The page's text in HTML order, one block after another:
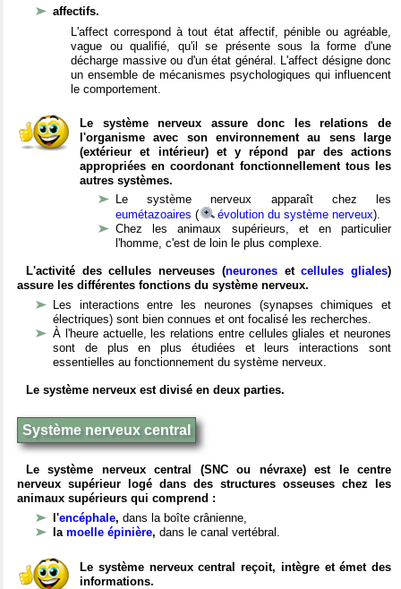
affectifs.
L'affect correspond à tout état affectif, pénible ou agréable,
vague ou qualifié, qu'il se présente sous la forme d'une
décharge massive ou d'un état général. L'affect désigne donc
un ensemble de mécanismes psychologiques qui influencent
le comportement.
Le système nerveux assure donc les relations de
l'organisme avec son environnement au sens large
(extérieur et intérieur) et y répond par des actions
appropriées en coordonant fonctionnellement tous les
autres systèmes.
Le système nerveux apparaît chez les
eumétazoaires ( évolution du système nerveux).
Chez les animaux supérieurs, et en particulier
l'homme, c'est de loin le plus complexe.
L'activité des cellules nerveuses (neuronesetcellules gliales)
assure les différentes fonctions du système nerveux.
Les interactions entre les neurones (synapses chimiques et
électriques) sont bien connues et ont focalisé les recherches.
À l'heure actuelle, les relations entre cellules gliales et neurones
sont de plus en plus étudiées et leurs interactions sont
essentielles au fonctionnement du système nerveux.
Le système nerveux est divisé en deux parties.
Système nerveux central
Le système nerveux central (SNC ou névraxe) est le centre
nerveux supérieur logé dans des structures osseuses chez les
animaux supérieurs qui comprend :
l'encéphale, dans la boîte crânienne,
la moelle épinière, dans le canal vertébral.
Le système nerveux central reçoit, intègre et émet des
informations.